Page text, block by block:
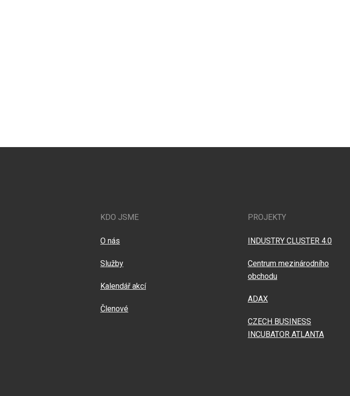
KDO JSME
O nás
Služby
Kalendář akcí
Členové
PROJEKTY
INDUSTRY CLUSTER 4.0
Centrum mezinárodního
obchodu
ADAX
CZECH BUSINESS
INCUBATOR ATLANTA